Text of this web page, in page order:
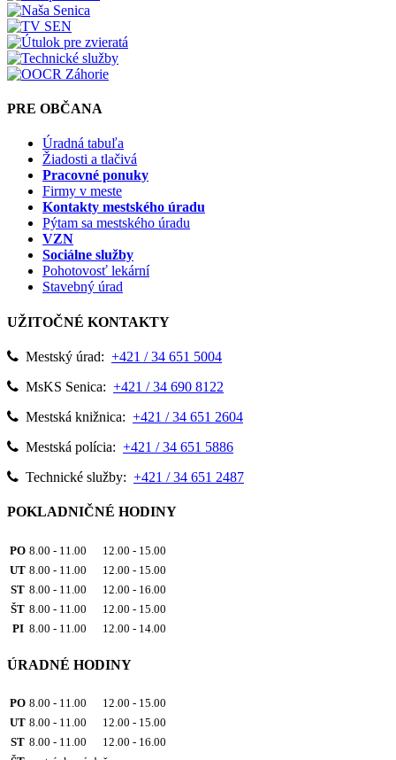
PRE OBČANA
Úradná tabuľa
Žiadosti a tlačivá
Pracovné ponuky
Firmy v meste
Kontakty mestského úradu
Pýtam sa mestského úradu
VZN
Sociálne služby
Pohotovosť lekární
Stavebný úrad
UŽITOČNÉ KONTAKTY
Mestský úrad: +421 / 34 651 5004
MsKS Senica: +421 / 34 690 8122
Mestská knižnica: +421 / 34 651 2604
Mestská polícia: +421 / 34 651 5886
Technické služby: +421 / 34 651 2487
POKLADNIČNÉ HODINY
PO 8.00 - 11.00 12.00 - 15.00
UT 8.00 - 11.00 12.00 - 15.00
ST 8.00 - 11.00 12.00 - 16.00
ŠT 8.00 - 11.00 12.00 - 15.00
PI 8.00 - 11.00 12.00 - 14.00
ÚRADNÉ HODINY
PO 8.00 - 11.00 12.00 - 15.00
UT 8.00 - 11.00 12.00 - 15.00
ST 8.00 - 11.00 12.00 - 16.00